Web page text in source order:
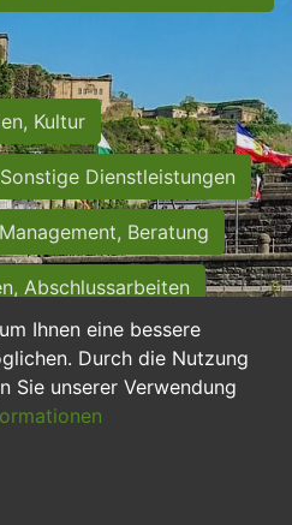
Ihnen eine bessere
Durch die Nutzung
Sie unserer Verwendung
Kultur
Sonstige Dienstleistungen
Management, Beratung
Abschlussarbeiten
Sekretariat
Nebenjobs
Ausbildung